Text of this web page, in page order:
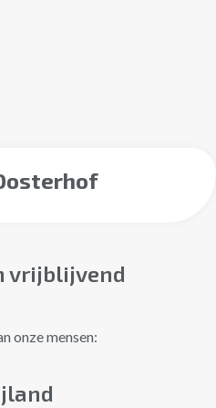
vrijblijvend
onze mensen: